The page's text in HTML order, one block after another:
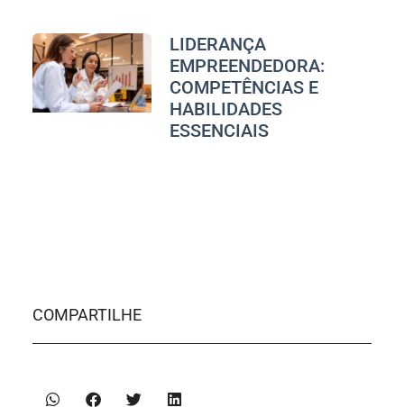
LIDERANÇA
EMPREENDEDORA:
COMPETÊNCIAS E
HABILIDADES
ESSENCIAIS
COMPARTILHE